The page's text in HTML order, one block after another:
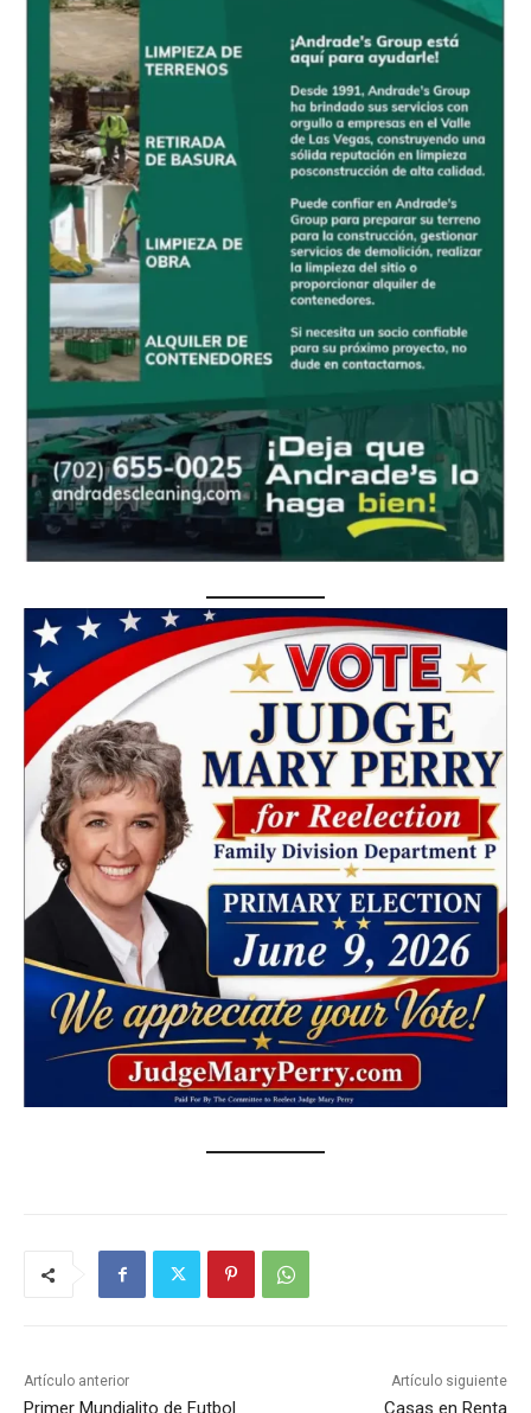
Artículo anterior
Primer Mundialito de Futbol
Artículo siguiente
Casas en Renta